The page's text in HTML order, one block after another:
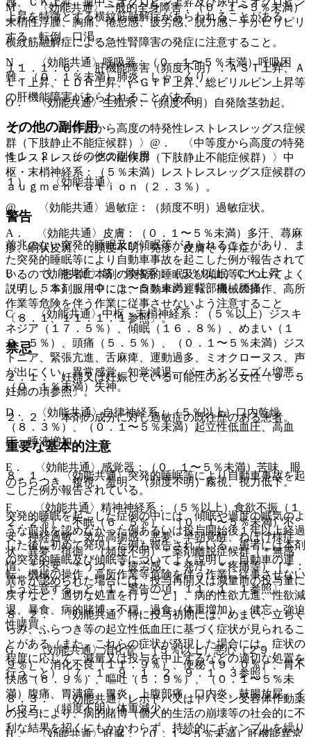
M． 〈効能共通〉一般的全身障害：（０．１〜５％未満）
末梢性浮腫、胸痛、倦怠感、疲労感、脱力感、手がピリピリ
する、転倒、口渇。
N． 〈効能共通〉呼吸器：（０．１〜５％未満）呼吸困
難、（０．１％未満）肺炎、しゃっくり。
O． 〈効能共通〉生殖系：（頻度不明）自発陰茎勃起。
２）． 〈中等度から高度の特発性レストレスレッグス症候
群（下肢静止不能症候群）〉@． 〈中等度から高度の特発
性レストレスレッグス症候群（下肢静止不能症候群）〉中
枢・末梢神経系：（５％未満）レストレスレッグス症候群の
ａｕｇｍｅｎｔａｔｉｏｎ（２．３％）。
警告
前兆のない突発的睡眠及び傾眠等がみられることがあり、ま
た突発的睡眠等により自動車事故を起こした例が報告されて
いるので、患者に本剤の突発的睡眠及び傾眠等についてよく
説明し、本剤服用中には、自動車の運転、機械の操作、高所
作業等危険を伴う作業に従事させないよう注意すること
〔８．１、１１．１．１参照〕。
禁忌
２．１． 妊婦又は妊娠している可能性のある女性〔９．５
妊婦の項参照〕。
２．２． 本剤の成分に対し過敏症の既往歴のある患者。
重要な基本的注意
８．１． 〈効能共通〉突発的睡眠等により自動車事故を起
こした例が報告されている。
突発的睡眠を起こした症例の中には、傾眠や過度の眠気のよ
うな前兆を認めなかった例あるいは投与開始後１年以上経過
した後に初めて発現した例も報告されている。患者には本剤
の突発的睡眠及び傾眠等についてよく説明し、自動車の運
転、機械の操作、高所作業等危険を伴う作業に従事させない
よう注意すること〔１．警告の項、１１．１．１参照〕。
８．２． 〈効能共通〉特に投与初期には、めまい、立ちく
らみ、ふらつき等の起立性低血圧に基づく症状が見られるこ
とがある（また、これらの症状が発現した場合には、症状の
程度に応じて、減量又は投与を中止するなどの適切な処置を
行うこと）〔７．１、９．１．２、９．１．３参照〕。
８．３． 〈効能共通〉レボドパ又はドパミン受容体作動薬
の投与により、病的賭博（個人的生活の崩壊等の社会的に不
利な結果を招くにもかかわらず、持続的にギャンブルを繰り
上昇を特徴とする横紋筋融解症があらわれることがある。
横紋筋融解症による急性腎障害の発症に注意すること。
１１．１．６． 肝機能障害（頻度不明）：ＡＳＴ上昇、Ａ
ＬＴ上昇、ＬＤＨ上昇、γ−ＧＴＰ上昇、総ビリルビン上昇等
の肝機能障害があらわれることがある。
その他の副作用
１１．２． その他の副作用
１）． 〈効能共通〉
@． 〈効能共通〉過敏症：（頻度不明）過敏症状。
A． 〈効能共通〉皮膚：（０．１〜５％未満）多汗、蕁麻
疹、網状皮斑、（頻度不明）発疹、皮膚そう痒症。
B． 〈効能共通〉筋・骨格系：（５％以上）ＣＫ上昇
（７．５％）、（０．１〜５％未満）背部痛、腰痛。
C． 〈効能共通〉中枢・末梢神経系：（５％以上）ジスキ
ネジア（１７．５％）、傾眠（１６．８％）、めまい（１
２．５％）、頭痛（５．５％）、（０．１〜５％未満）ジス
トニア、緊張亢進、舌麻痺、運動過多、ミオクローヌス、声
が出にくい、異常感覚、知覚減退、パーキンソニズム増悪、
（０．１％未満）失神。
D． 〈効能共通〉自律神経系：（５％以上）口内乾燥
（８．３％）、（０．１〜５％未満）起立性低血圧、高血
圧、唾液増加。
E． 〈効能共通〉感覚器：（０．１〜５％未満）苦味、眼
のちらつき、複視、羞明、（頻度不明）霧視、視力低下。
F． 〈効能共通〉精神神経系：（５％以上）食欲不振（１
２．２％）、不眠（６．５％）、（０．１〜５％未満）不
安、神経過敏、気分高揚感、悪夢、早朝覚醒、ねぼけ様症
状、異夢、徘徊、（頻度不明）＊薬剤離脱症候群（＊無感
情、＊不安、＊うつ、＊疲労感、＊発汗、＊疼痛等）［＊：
異常が認められた場合には、投与再開又は減量前の投与量に
戻すなど、適切な処置を行うこと］、病的性欲亢進、性欲減
退、暴食、病的賭博、不穏、過食（体重増加）、健忘、強迫
性購買。
G． 〈効能共通〉消化管：（５％以上）悪心（２９．
９％）、消化不良（１１．９％）、便秘（９．０％）、胃不
快感（６．９％）、嘔吐（５．９％）、（０．１〜５％未
満）腹痛、胃潰瘍、胃炎、上腹部痛、口内炎、鼓腸放屁、イ
レウス、（頻度不明）体重減少。
H． 〈効能共通〉肝臓：（０．１〜５％未満）肝機能異常